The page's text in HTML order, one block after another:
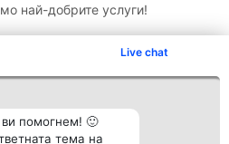
Live chat
помогнем! 🙂
тема на
най-добрите услуги!